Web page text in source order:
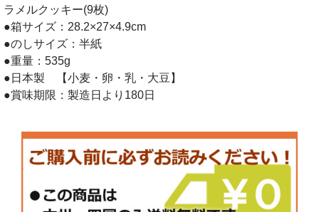
ラメルクッキー(9枚)
●箱サイズ：28.2×27×4.9cm
●のしサイズ：半紙
●重量：535g
●日本製 【小麦・卵・乳・大豆】
●賞味期限：製造日より180日